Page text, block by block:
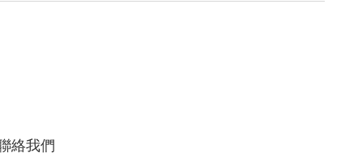
絡我們